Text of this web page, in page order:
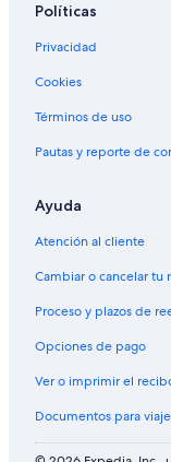
Políticas
Privacidad
Cookies
Términos de uso
Pautas y reporte de
Ayuda
Atención al cliente
Cambiar o cancelar tu
Proceso y plazos de
Opciones de pago
Ver o imprimir el
Documentos para